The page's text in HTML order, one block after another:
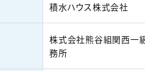
積水ハウス株式会社
株式会社熊谷組関西一級
務所